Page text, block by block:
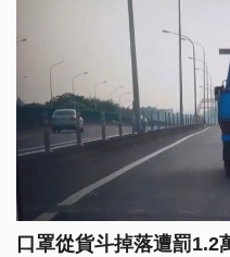
口罩從貨斗掉落遭罰1.2